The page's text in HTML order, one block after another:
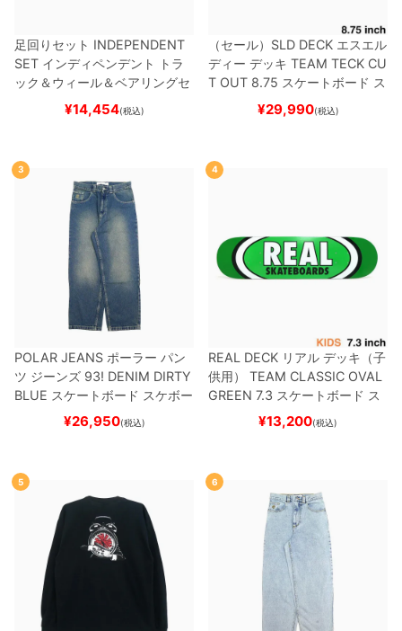
足回りセット INDEPENDENT
SET インディペンデント
トラ
ック＆ウィール＆ベアリングセ
（トリック用）
ード スケボー
¥14,454(税込)
（セール） SLD DECK エスエル
ディー デッキ TEAM TECK CU
T OUT 8.75 スケートボード ス
¥29,990(税込)
3
POLAR JEANS ポーラー パン
ツ ジーンズ 93! DENIM DIRTY
BLUE スケートボード スケボー
¥26,950(税込)
4
REAL DECK リアル デッキ（子
供用）
TEAM CLASSIC OVAL
GREEN 7.3 スケートボード ス
¥13,200(税込)
5 6